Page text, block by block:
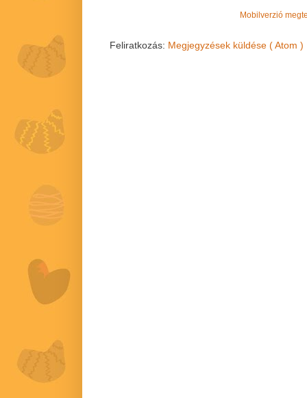
Mobilverzió
Feliratkozás: Megjegyzések küldése ( Atom )